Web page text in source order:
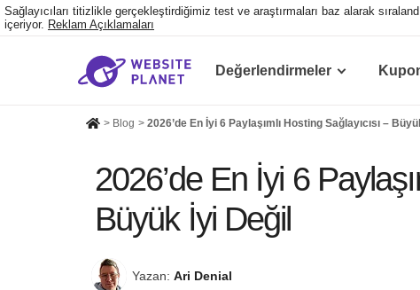
Sağlayıcıları titizlikle gerçekleştirdiğimiz test ve araştırmaları baz alarak
içeriyor. Reklam Açıklamaları
Değerlendirmeler
> Blog > 2026’de En İyi 6 Paylaşımlı Hosting Sağlayıcısı –
2026’de En İyi 6
Büyük İyi Değil
Yazan: Ari Denial